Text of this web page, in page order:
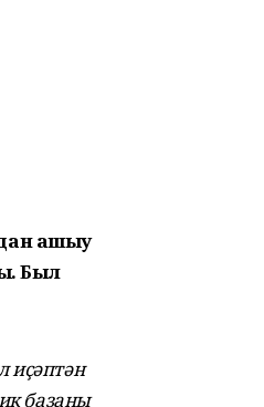
ашыу
Был
иҫәптән
базаны